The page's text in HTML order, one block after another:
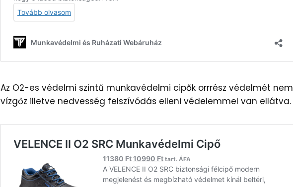
Az O2-es védelmi szintű munkavédelmi cipők orrrész védelmét
vízgőz illetve nedvesség felszívódás elleni védelemmel van ellátva.